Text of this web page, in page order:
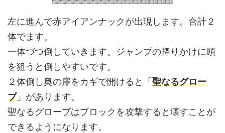
左に進んで赤アイアンナックが出現します。合計２
体でます。
一体づつ倒していきます。ジャンプの降りかけに頭
を狙うと倒しやすいです。
２体倒し奥の扉をカギで開けると「 聖なるグロー
ブ」があります。
聖なるグローブはブロックを攻撃すると壊すことが
できるようになります。